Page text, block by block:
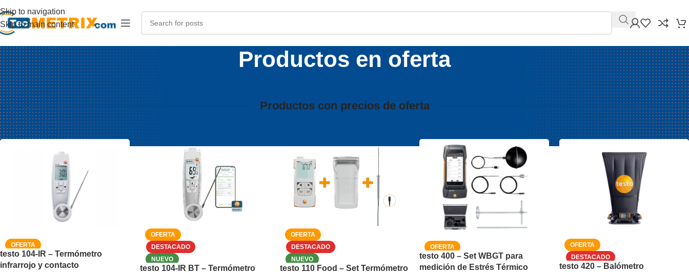
Skip to navigation
Skip to main content
Productos en oferta
Productos con precios de oferta
testo 104-IR – Termómetro
infrarrojo y contacto
testo 104-IR BT – Termómetro
testo 110 Food – Set Termómetro
testo 400 – Set WBGT para
medición de Estrés Térmico
testo 420 – Balómetro